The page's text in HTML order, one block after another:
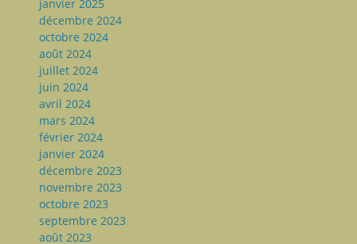
janvier 2025
décembre 2024
octobre 2024
août 2024
juillet 2024
juin 2024
avril 2024
mars 2024
février 2024
janvier 2024
décembre 2023
novembre 2023
octobre 2023
septembre 2023
août 2023